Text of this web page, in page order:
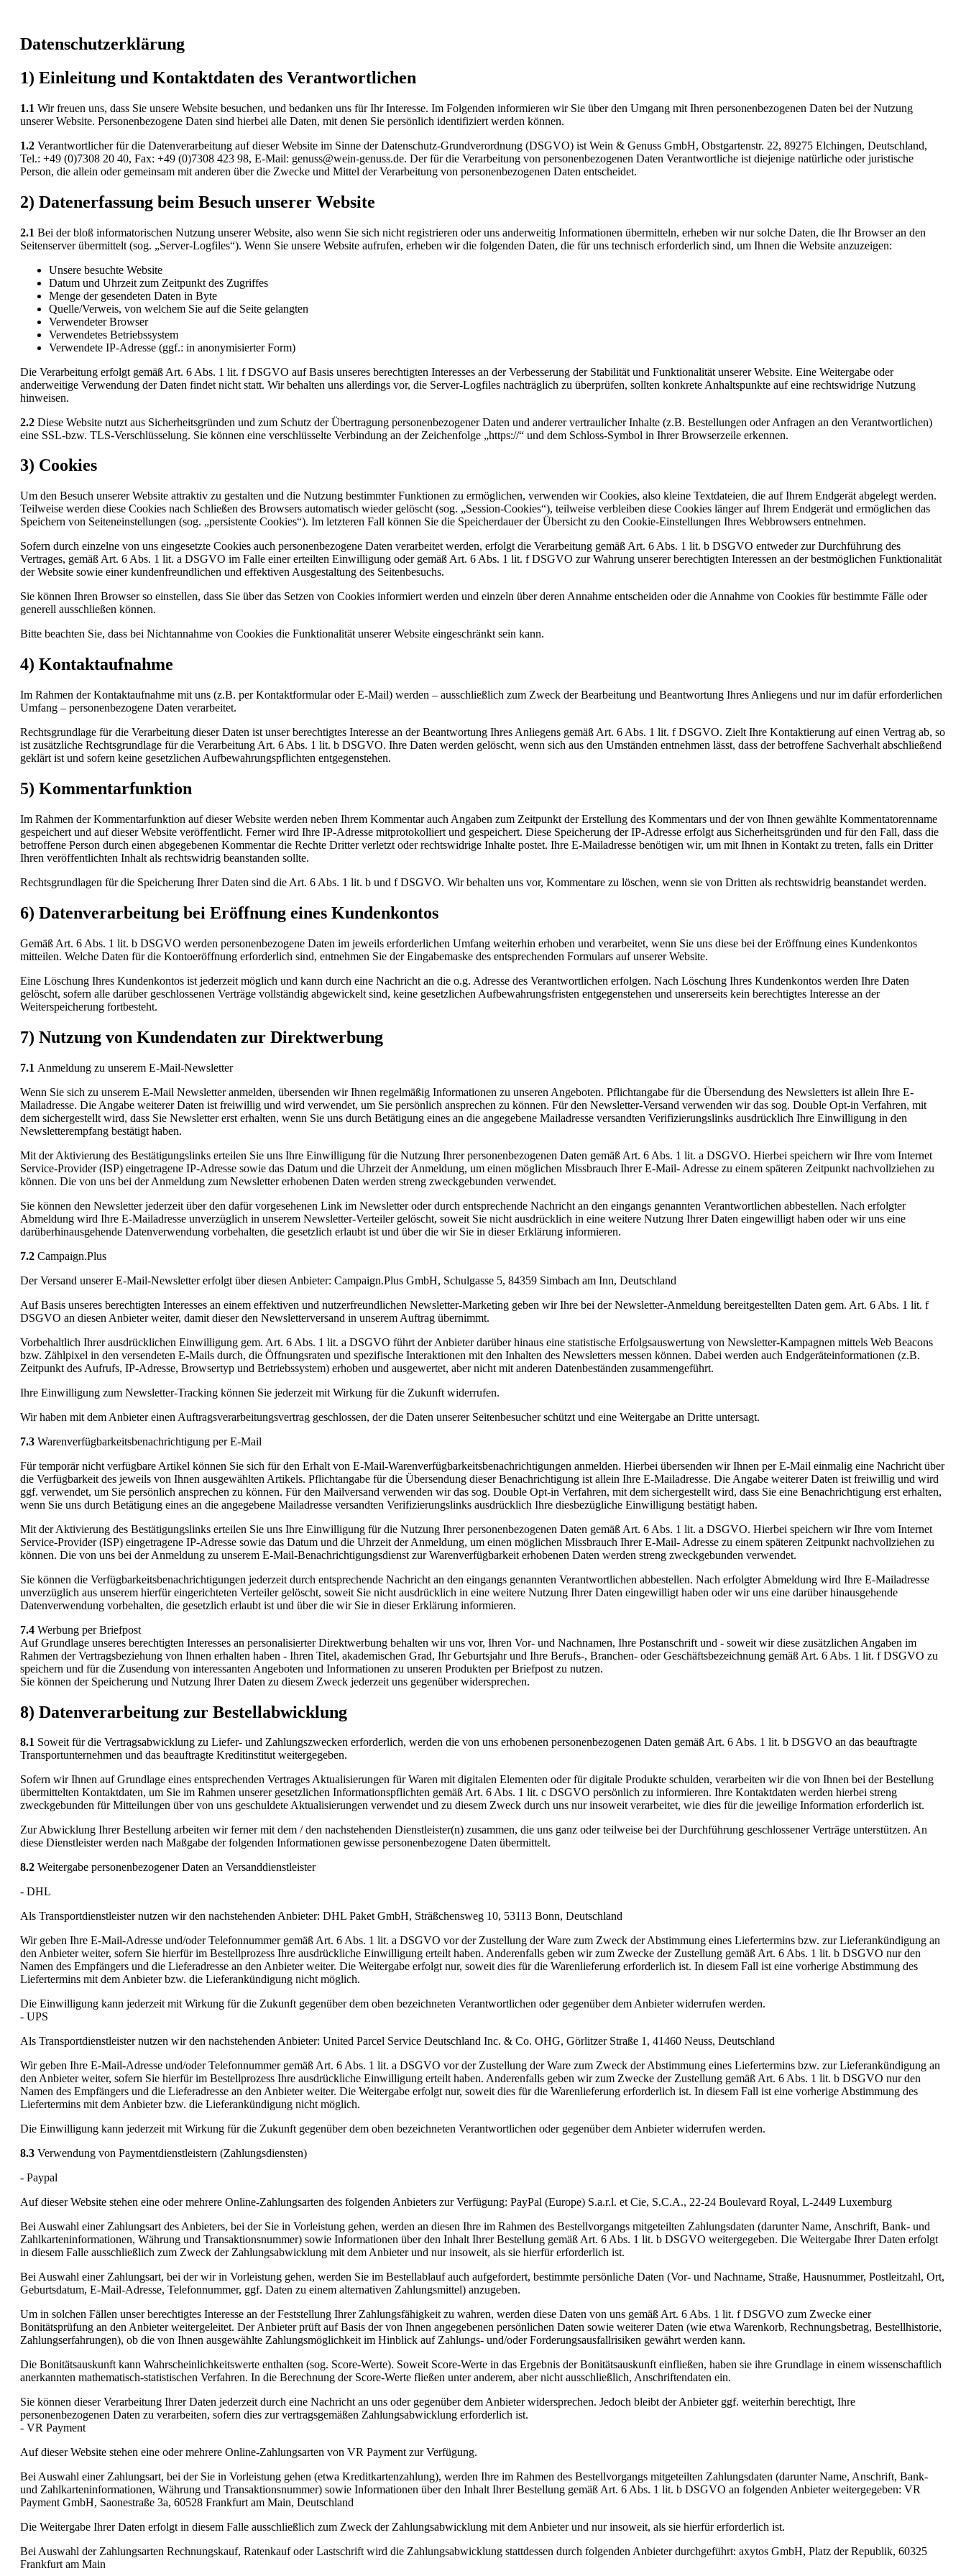
Datenschutzerklärung
1) Einleitung und Kontaktdaten des Verantwortlichen
1.1 Wir freuen uns, dass Sie unsere Website besuchen, und bedanken uns für Ihr Interesse. Im Folgenden informieren wir Sie über den Umgang mit Ihren personenbezogenen Daten bei der Nutzung
unserer Website. Personenbezogene Daten sind hierbei alle Daten, mit denen Sie persönlich identifiziert werden können.
1.2 Verantwortlicher für die Datenverarbeitung auf dieser Website im Sinne der Datenschutz-Grundverordnung (DSGVO) ist Wein & Genuss GmbH, Obstgartenstr. 22, 89275 Elchingen, Deutschland,
Tel.: +49 (0)7308 20 40, Fax: +49 (0)7308 423 98, E-Mail: genuss@wein-genuss.de. Der für die Verarbeitung von personenbezogenen Daten Verantwortliche ist diejenige natürliche oder juristische
Person, die allein oder gemeinsam mit anderen über die Zwecke und Mittel der Verarbeitung von personenbezogenen Daten entscheidet.
2) Datenerfassung beim Besuch unserer Website
2.1 Bei der bloß informatorischen Nutzung unserer Website, also wenn Sie sich nicht registrieren oder uns anderweitig Informationen übermitteln, erheben wir nur solche Daten, die Ihr Browser an den
Seitenserver übermittelt (sog. „Server-Logfiles“). Wenn Sie unsere Website aufrufen, erheben wir die folgenden Daten, die für uns technisch erforderlich sind, um Ihnen die Website anzuzeigen:
Unsere besuchte Website
Datum und Uhrzeit zum Zeitpunkt des Zugriffes
Menge der gesendeten Daten in Byte
Quelle/Verweis, von welchem Sie auf die Seite gelangten
Verwendeter Browser
Verwendetes Betriebssystem
Verwendete IP-Adresse (ggf.: in anonymisierter Form)
Die Verarbeitung erfolgt gemäß Art. 6 Abs. 1 lit. f DSGVO auf Basis unseres berechtigten Interesses an der Verbesserung der Stabilität und Funktionalität unserer Website. Eine Weitergabe oder
anderweitige Verwendung der Daten findet nicht statt. Wir behalten uns allerdings vor, die Server-Logfiles nachträglich zu überprüfen, sollten konkrete Anhaltspunkte auf eine rechtswidrige Nutzung
hinweisen.
2.2 Diese Website nutzt aus Sicherheitsgründen und zum Schutz der Übertragung personenbezogener Daten und anderer vertraulicher Inhalte (z.B. Bestellungen oder Anfragen an den Verantwortlichen)
eine SSL-bzw. TLS-Verschlüsselung. Sie können eine verschlüsselte Verbindung an der Zeichenfolge „https://“ und dem Schloss-Symbol in Ihrer Browserzeile erkennen.
3) Cookies
Um den Besuch unserer Website attraktiv zu gestalten und die Nutzung bestimmter Funktionen zu ermöglichen, verwenden wir Cookies, also kleine Textdateien, die auf Ihrem Endgerät abgelegt werden.
Teilweise werden diese Cookies nach Schließen des Browsers automatisch wieder gelöscht (sog. „Session-Cookies“), teilweise verbleiben diese Cookies länger auf Ihrem Endgerät und ermöglichen das
Speichern von Seiteneinstellungen (sog. „persistente Cookies“). Im letzteren Fall können Sie die Speicherdauer der Übersicht zu den Cookie-Einstellungen Ihres Webbrowsers entnehmen.
Sofern durch einzelne von uns eingesetzte Cookies auch personenbezogene Daten verarbeitet werden, erfolgt die Verarbeitung gemäß Art. 6 Abs. 1 lit. b DSGVO entweder zur Durchführung des
Vertrages, gemäß Art. 6 Abs. 1 lit. a DSGVO im Falle einer erteilten Einwilligung oder gemäß Art. 6 Abs. 1 lit. f DSGVO zur Wahrung unserer berechtigten Interessen an der bestmöglichen Funktionalität
der Website sowie einer kundenfreundlichen und effektiven Ausgestaltung des Seitenbesuchs.
Sie können Ihren Browser so einstellen, dass Sie über das Setzen von Cookies informiert werden und einzeln über deren Annahme entscheiden oder die Annahme von Cookies für bestimmte Fälle oder
generell ausschließen können.
Bitte beachten Sie, dass bei Nichtannahme von Cookies die Funktionalität unserer Website eingeschränkt sein kann.
4) Kontaktaufnahme
Im Rahmen der Kontaktaufnahme mit uns (z.B. per Kontaktformular oder E-Mail) werden – ausschließlich zum Zweck der Bearbeitung und Beantwortung Ihres Anliegens und nur im dafür erforderlichen
Umfang – personenbezogene Daten verarbeitet.
Rechtsgrundlage für die Verarbeitung dieser Daten ist unser berechtigtes Interesse an der Beantwortung Ihres Anliegens gemäß Art. 6 Abs. 1 lit. f DSGVO. Zielt Ihre Kontaktierung auf einen Vertrag ab, so
ist zusätzliche Rechtsgrundlage für die Verarbeitung Art. 6 Abs. 1 lit. b DSGVO. Ihre Daten werden gelöscht, wenn sich aus den Umständen entnehmen lässt, dass der betroffene Sachverhalt abschließend
geklärt ist und sofern keine gesetzlichen Aufbewahrungspflichten entgegenstehen.
5) Kommentarfunktion
Im Rahmen der Kommentarfunktion auf dieser Website werden neben Ihrem Kommentar auch Angaben zum Zeitpunkt der Erstellung des Kommentars und der von Ihnen gewählte Kommentatorenname
gespeichert und auf dieser Website veröffentlicht. Ferner wird Ihre IP-Adresse mitprotokolliert und gespeichert. Diese Speicherung der IP-Adresse erfolgt aus Sicherheitsgründen und für den Fall, dass die
betroffene Person durch einen abgegebenen Kommentar die Rechte Dritter verletzt oder rechtswidrige Inhalte postet. Ihre E-Mailadresse benötigen wir, um mit Ihnen in Kontakt zu treten, falls ein Dritter
Ihren veröffentlichten Inhalt als rechtswidrig beanstanden sollte.
Rechtsgrundlagen für die Speicherung Ihrer Daten sind die Art. 6 Abs. 1 lit. b und f DSGVO. Wir behalten uns vor, Kommentare zu löschen, wenn sie von Dritten als rechtswidrig beanstandet werden.
6) Datenverarbeitung bei Eröffnung eines Kundenkontos
Gemäß Art. 6 Abs. 1 lit. b DSGVO werden personenbezogene Daten im jeweils erforderlichen Umfang weiterhin erhoben und verarbeitet, wenn Sie uns diese bei der Eröffnung eines Kundenkontos
mitteilen. Welche Daten für die Kontoeröffnung erforderlich sind, entnehmen Sie der Eingabemaske des entsprechenden Formulars auf unserer Website.
Eine Löschung Ihres Kundenkontos ist jederzeit möglich und kann durch eine Nachricht an die o.g. Adresse des Verantwortlichen erfolgen. Nach Löschung Ihres Kundenkontos werden Ihre Daten
gelöscht, sofern alle darüber geschlossenen Verträge vollständig abgewickelt sind, keine gesetzlichen Aufbewahrungsfristen entgegenstehen und unsererseits kein berechtigtes Interesse an der
Weiterspeicherung fortbesteht.
7) Nutzung von Kundendaten zur Direktwerbung
7.1 Anmeldung zu unserem E-Mail-Newsletter
Wenn Sie sich zu unserem E-Mail Newsletter anmelden, übersenden wir Ihnen regelmäßig Informationen zu unseren Angeboten. Pflichtangabe für die Übersendung des Newsletters ist allein Ihre E-
Mailadresse. Die Angabe weiterer Daten ist freiwillig und wird verwendet, um Sie persönlich ansprechen zu können. Für den Newsletter-Versand verwenden wir das sog. Double Opt-in Verfahren, mit
dem sichergestellt wird, dass Sie Newsletter erst erhalten, wenn Sie uns durch Betätigung eines an die angegebene Mailadresse versandten Verifizierungslinks ausdrücklich Ihre Einwilligung in den
Newsletterempfang bestätigt haben.
Mit der Aktivierung des Bestätigungslinks erteilen Sie uns Ihre Einwilligung für die Nutzung Ihrer personenbezogenen Daten gemäß Art. 6 Abs. 1 lit. a DSGVO. Hierbei speichern wir Ihre vom Internet
Service-Provider (ISP) eingetragene IP-Adresse sowie das Datum und die Uhrzeit der Anmeldung, um einen möglichen Missbrauch Ihrer E-Mail- Adresse zu einem späteren Zeitpunkt nachvollziehen zu
können. Die von uns bei der Anmeldung zum Newsletter erhobenen Daten werden streng zweckgebunden verwendet.
Sie können den Newsletter jederzeit über den dafür vorgesehenen Link im Newsletter oder durch entsprechende Nachricht an den eingangs genannten Verantwortlichen abbestellen. Nach erfolgter
Abmeldung wird Ihre E-Mailadresse unverzüglich in unserem Newsletter-Verteiler gelöscht, soweit Sie nicht ausdrücklich in eine weitere Nutzung Ihrer Daten eingewilligt haben oder wir uns eine
darüberhinausgehende Datenverwendung vorbehalten, die gesetzlich erlaubt ist und über die wir Sie in dieser Erklärung informieren.
7.2 Campaign.Plus
Der Versand unserer E-Mail-Newsletter erfolgt über diesen Anbieter: Campaign.Plus GmbH, Schulgasse 5, 84359 Simbach am Inn, Deutschland
Auf Basis unseres berechtigten Interesses an einem effektiven und nutzerfreundlichen Newsletter-Marketing geben wir Ihre bei der Newsletter-Anmeldung bereitgestellten Daten gem. Art. 6 Abs. 1 lit. f
DSGVO an diesen Anbieter weiter, damit dieser den Newsletterversand in unserem Auftrag übernimmt.
Vorbehaltlich Ihrer ausdrücklichen Einwilligung gem. Art. 6 Abs. 1 lit. a DSGVO führt der Anbieter darüber hinaus eine statistische Erfolgsauswertung von Newsletter-Kampagnen mittels Web Beacons
bzw. Zählpixel in den versendeten E-Mails durch, die Öffnungsraten und spezifische Interaktionen mit den Inhalten des Newsletters messen können. Dabei werden auch Endgeräteinformationen (z.B.
Zeitpunkt des Aufrufs, IP-Adresse, Browsertyp und Betriebssystem) erhoben und ausgewertet, aber nicht mit anderen Datenbeständen zusammengeführt.
Ihre Einwilligung zum Newsletter-Tracking können Sie jederzeit mit Wirkung für die Zukunft widerrufen.
Wir haben mit dem Anbieter einen Auftragsverarbeitungsvertrag geschlossen, der die Daten unserer Seitenbesucher schützt und eine Weitergabe an Dritte untersagt.
7.3 Warenverfügbarkeitsbenachrichtigung per E-Mail
Für temporär nicht verfügbare Artikel können Sie sich für den Erhalt von E-Mail-Warenverfügbarkeitsbenachrichtigungen anmelden. Hierbei übersenden wir Ihnen per E-Mail einmalig eine Nachricht über
die Verfügbarkeit des jeweils von Ihnen ausgewählten Artikels. Pflichtangabe für die Übersendung dieser Benachrichtigung ist allein Ihre E-Mailadresse. Die Angabe weiterer Daten ist freiwillig und wird
ggf. verwendet, um Sie persönlich ansprechen zu können. Für den Mailversand verwenden wir das sog. Double Opt-in Verfahren, mit dem sichergestellt wird, dass Sie eine Benachrichtigung erst erhalten,
wenn Sie uns durch Betätigung eines an die angegebene Mailadresse versandten Verifizierungslinks ausdrücklich Ihre diesbezügliche Einwilligung bestätigt haben.
Mit der Aktivierung des Bestätigungslinks erteilen Sie uns Ihre Einwilligung für die Nutzung Ihrer personenbezogenen Daten gemäß Art. 6 Abs. 1 lit. a DSGVO. Hierbei speichern wir Ihre vom Internet
Service-Provider (ISP) eingetragene IP-Adresse sowie das Datum und die Uhrzeit der Anmeldung, um einen möglichen Missbrauch Ihrer E-Mail- Adresse zu einem späteren Zeitpunkt nachvollziehen zu
können. Die von uns bei der Anmeldung zu unserem E-Mail-Benachrichtigungsdienst zur Warenverfügbarkeit erhobenen Daten werden streng zweckgebunden verwendet.
Sie können die Verfügbarkeitsbenachrichtigungen jederzeit durch entsprechende Nachricht an den eingangs genannten Verantwortlichen abbestellen. Nach erfolgter Abmeldung wird Ihre E-Mailadresse
unverzüglich aus unserem hierfür eingerichteten Verteiler gelöscht, soweit Sie nicht ausdrücklich in eine weitere Nutzung Ihrer Daten eingewilligt haben oder wir uns eine darüber hinausgehende
Datenverwendung vorbehalten, die gesetzlich erlaubt ist und über die wir Sie in dieser Erklärung informieren.
7.4 Werbung per Briefpost
Auf Grundlage unseres berechtigten Interesses an personalisierter Direktwerbung behalten wir uns vor, Ihren Vor- und Nachnamen, Ihre Postanschrift und - soweit wir diese zusätzlichen Angaben im
Rahmen der Vertragsbeziehung von Ihnen erhalten haben - Ihren Titel, akademischen Grad, Ihr Geburtsjahr und Ihre Berufs-, Branchen- oder Geschäftsbezeichnung gemäß Art. 6 Abs. 1 lit. f DSGVO zu
speichern und für die Zusendung von interessanten Angeboten und Informationen zu unseren Produkten per Briefpost zu nutzen.
Sie können der Speicherung und Nutzung Ihrer Daten zu diesem Zweck jederzeit uns gegenüber widersprechen.
8) Datenverarbeitung zur Bestellabwicklung
8.1 Soweit für die Vertragsabwicklung zu Liefer- und Zahlungszwecken erforderlich, werden die von uns erhobenen personenbezogenen Daten gemäß Art. 6 Abs. 1 lit. b DSGVO an das beauftragte
Transportunternehmen und das beauftragte Kreditinstitut weitergegeben.
Sofern wir Ihnen auf Grundlage eines entsprechenden Vertrages Aktualisierungen für Waren mit digitalen Elementen oder für digitale Produkte schulden, verarbeiten wir die von Ihnen bei der Bestellung
übermittelten Kontaktdaten, um Sie im Rahmen unserer gesetzlichen Informationspflichten gemäß Art. 6 Abs. 1 lit. c DSGVO persönlich zu informieren. Ihre Kontaktdaten werden hierbei streng
zweckgebunden für Mitteilungen über von uns geschuldete Aktualisierungen verwendet und zu diesem Zweck durch uns nur insoweit verarbeitet, wie dies für die jeweilige Information erforderlich ist.
Zur Abwicklung Ihrer Bestellung arbeiten wir ferner mit dem / den nachstehenden Dienstleister(n) zusammen, die uns ganz oder teilweise bei der Durchführung geschlossener Verträge unterstützen. An
diese Dienstleister werden nach Maßgabe der folgenden Informationen gewisse personenbezogene Daten übermittelt.
8.2 Weitergabe personenbezogener Daten an Versanddienstleister
- DHL
Als Transportdienstleister nutzen wir den nachstehenden Anbieter: DHL Paket GmbH, Sträßchensweg 10, 53113 Bonn, Deutschland
Wir geben Ihre E-Mail-Adresse und/oder Telefonnummer gemäß Art. 6 Abs. 1 lit. a DSGVO vor der Zustellung der Ware zum Zweck der Abstimmung eines Liefertermins bzw. zur Lieferankündigung an
den Anbieter weiter, sofern Sie hierfür im Bestellprozess Ihre ausdrückliche Einwilligung erteilt haben. Anderenfalls geben wir zum Zwecke der Zustellung gemäß Art. 6 Abs. 1 lit. b DSGVO nur den
Namen des Empfängers und die Lieferadresse an den Anbieter weiter. Die Weitergabe erfolgt nur, soweit dies für die Warenlieferung erforderlich ist. In diesem Fall ist eine vorherige Abstimmung des
Liefertermins mit dem Anbieter bzw. die Lieferankündigung nicht möglich.
Die Einwilligung kann jederzeit mit Wirkung für die Zukunft gegenüber dem oben bezeichneten Verantwortlichen oder gegenüber dem Anbieter widerrufen werden.
- UPS
Als Transportdienstleister nutzen wir den nachstehenden Anbieter: United Parcel Service Deutschland Inc. & Co. OHG, Görlitzer Straße 1, 41460 Neuss, Deutschland
Wir geben Ihre E-Mail-Adresse und/oder Telefonnummer gemäß Art. 6 Abs. 1 lit. a DSGVO vor der Zustellung der Ware zum Zweck der Abstimmung eines Liefertermins bzw. zur Lieferankündigung an
den Anbieter weiter, sofern Sie hierfür im Bestellprozess Ihre ausdrückliche Einwilligung erteilt haben. Anderenfalls geben wir zum Zwecke der Zustellung gemäß Art. 6 Abs. 1 lit. b DSGVO nur den
Namen des Empfängers und die Lieferadresse an den Anbieter weiter. Die Weitergabe erfolgt nur, soweit dies für die Warenlieferung erforderlich ist. In diesem Fall ist eine vorherige Abstimmung des
Liefertermins mit dem Anbieter bzw. die Lieferankündigung nicht möglich.
Die Einwilligung kann jederzeit mit Wirkung für die Zukunft gegenüber dem oben bezeichneten Verantwortlichen oder gegenüber dem Anbieter widerrufen werden.
8.3 Verwendung von Paymentdienstleistern (Zahlungsdiensten)
- Paypal
Auf dieser Website stehen eine oder mehrere Online-Zahlungsarten des folgenden Anbieters zur Verfügung: PayPal (Europe) S.a.r.l. et Cie, S.C.A., 22-24 Boulevard Royal, L-2449 Luxemburg
Bei Auswahl einer Zahlungsart des Anbieters, bei der Sie in Vorleistung gehen, werden an diesen Ihre im Rahmen des Bestellvorgangs mitgeteilten Zahlungsdaten (darunter Name, Anschrift, Bank- und
Zahlkarteninformationen, Währung und Transaktionsnummer) sowie Informationen über den Inhalt Ihrer Bestellung gemäß Art. 6 Abs. 1 lit. b DSGVO weitergegeben. Die Weitergabe Ihrer Daten erfolgt
in diesem Falle ausschließlich zum Zweck der Zahlungsabwicklung mit dem Anbieter und nur insoweit, als sie hierfür erforderlich ist.
Bei Auswahl einer Zahlungsart, bei der wir in Vorleistung gehen, werden Sie im Bestellablauf auch aufgefordert, bestimmte persönliche Daten (Vor- und Nachname, Straße, Hausnummer, Postleitzahl, Ort,
Geburtsdatum, E-Mail-Adresse, Telefonnummer, ggf. Daten zu einem alternativen Zahlungsmittel) anzugeben.
Um in solchen Fällen unser berechtigtes Interesse an der Feststellung Ihrer Zahlungsfähigkeit zu wahren, werden diese Daten von uns gemäß Art. 6 Abs. 1 lit. f DSGVO zum Zwecke einer
Bonitätsprüfung an den Anbieter weitergeleitet. Der Anbieter prüft auf Basis der von Ihnen angegebenen persönlichen Daten sowie weiterer Daten (wie etwa Warenkorb, Rechnungsbetrag, Bestellhistorie,
Zahlungserfahrungen), ob die von Ihnen ausgewählte Zahlungsmöglichkeit im Hinblick auf Zahlungs- und/oder Forderungsausfallrisiken gewährt werden kann.
Die Bonitätsauskunft kann Wahrscheinlichkeitswerte enthalten (sog. Score-Werte). Soweit Score-Werte in das Ergebnis der Bonitätsauskunft einfließen, haben sie ihre Grundlage in einem wissenschaftlich
anerkannten mathematisch-statistischen Verfahren. In die Berechnung der Score-Werte fließen unter anderem, aber nicht ausschließlich, Anschriftendaten ein.
Sie können dieser Verarbeitung Ihrer Daten jederzeit durch eine Nachricht an uns oder gegenüber dem Anbieter widersprechen. Jedoch bleibt der Anbieter ggf. weiterhin berechtigt, Ihre
personenbezogenen Daten zu verarbeiten, sofern dies zur vertragsgemäßen Zahlungsabwicklung erforderlich ist.
- VR Payment
Auf dieser Website stehen eine oder mehrere Online-Zahlungsarten von VR Payment zur Verfügung.
Bei Auswahl einer Zahlungsart, bei der Sie in Vorleistung gehen (etwa Kreditkartenzahlung), werden Ihre im Rahmen des Bestellvorgangs mitgeteilten Zahlungsdaten (darunter Name, Anschrift, Bank-
und Zahlkarteninformationen, Währung und Transaktionsnummer) sowie Informationen über den Inhalt Ihrer Bestellung gemäß Art. 6 Abs. 1 lit. b DSGVO an folgenden Anbieter weitergegeben: VR
Payment GmbH, Saonestraße 3a, 60528 Frankfurt am Main, Deutschland
Die Weitergabe Ihrer Daten erfolgt in diesem Falle ausschließlich zum Zweck der Zahlungsabwicklung mit dem Anbieter und nur insoweit, als sie hierfür erforderlich ist.
Bei Auswahl der Zahlungsarten Rechnungskauf, Ratenkauf oder Lastschrift wird die Zahlungsabwicklung stattdessen durch folgenden Anbieter durchgeführt: axytos GmbH, Platz der Republik, 60325
Frankfurt am Main